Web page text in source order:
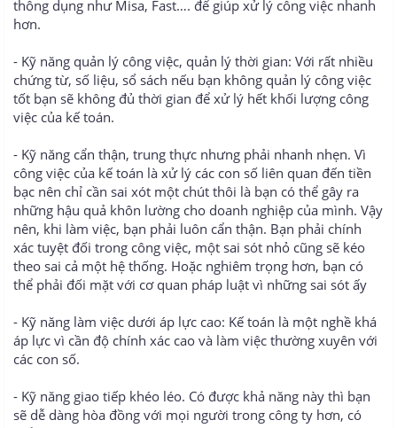
thông dụng như Misa, Fast…. để giúp xử lý công việc nhanh
hơn.
- Kỹ năng quản lý công việc, quản lý thời gian: Với rất nhiều
chứng từ, số liệu, sổ sách nếu bạn không quản lý công việc
tốt bạn sẽ không đủ thời gian để xử lý hết khối lượng công
việc của kế toán.
- Kỹ năng cẩn thận, trung thực nhưng phải nhanh nhẹn. Vì
công việc của kế toán là xử lý các con số liên quan đến tiền
bạc nên chỉ cần sai xót một chút thôi là bạn có thể gây ra
những hậu quả khôn lường cho doanh nghiệp của mình. Vậy
nên, khi làm việc, bạn phải luôn cẩn thận. Bạn phải chính
xác tuyệt đối trong công việc, một sai sót nhỏ cũng sẽ kéo
theo sai cả một hệ thống. Hoặc nghiêm trọng hơn, bạn có
thể phải đối mặt với cơ quan pháp luật vì những sai sót ấy
- Kỹ năng làm việc dưới áp lực cao: Kế toán là một nghề khá
áp lực vì cần độ chính xác cao và làm việc thường xuyên với
các con số.
- Kỹ năng giao tiếp khéo léo. Có được khả năng này thì bạn
sẽ dễ dàng hòa đồng với mọi người trong công ty hơn, có